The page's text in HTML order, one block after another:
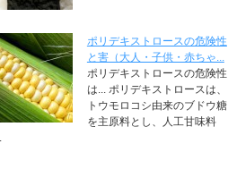
ポリデキストロースの危険性
と害（大人・子供・赤ちゃ...
ポリデキストロースの危険性
は... ポリデキストロースは、
トウモロコシ由来のブドウ糖
を主原料とし、人工甘味料